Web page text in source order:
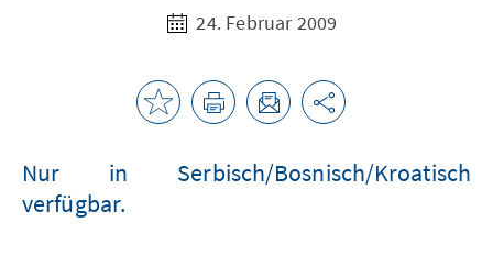
24. Februar 2009
Nur in Serbisch/Bosnisch/Kroatisch
verfügbar.